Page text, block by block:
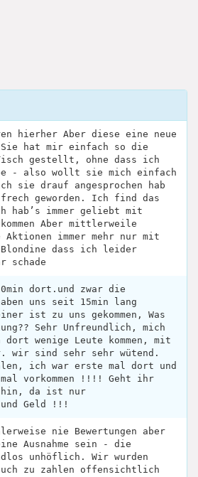
hierher Aber diese eine neue
hat mir einfach so die
gestellt, ohne dass ich
- also wollt sie mich einfach
sie drauf angesprochen hab
geworden. Ich find das
hab’s immer geliebt mit
Aber mittlerweile
immer mehr nur mit
dass ich leider
schade
dort.und zwar die
uns seit 15min lang
ist zu uns gekommen, Was
Sehr Unfreundlich, mich
dort wenige Leute kommen, mit
wir sind sehr sehr wütend.
ich war erste mal dort und
vorkommen !!!! Geht ihr
hin, da ist nur
und Geld !!!
nie Bewertungen aber
Ausnahme sein - die
unhöflich. Wir wurden
zu zahlen offensichtlich